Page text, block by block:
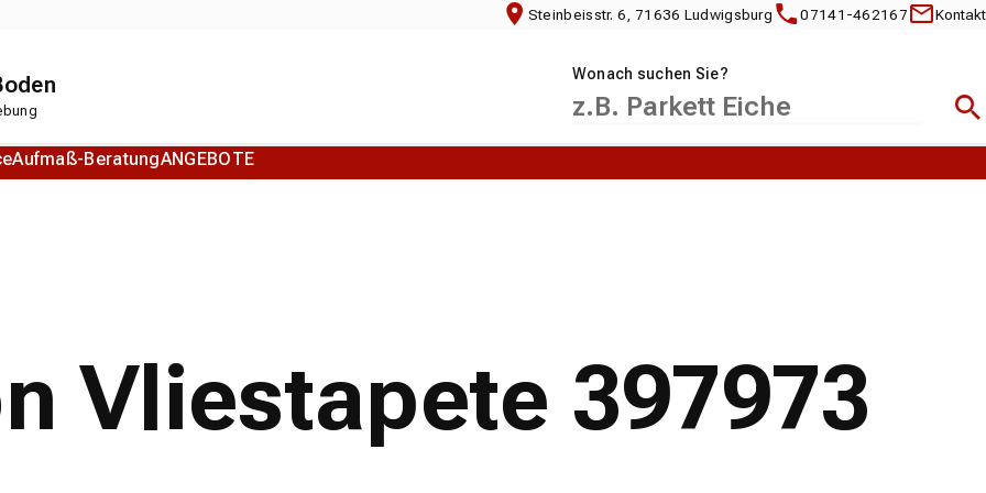
Steinbeisstr. 6, 71636 Ludwigsburg 07141-462167 Kontakt
Wonach suchen Sie?
Aufmaß-BeratungANGEBOTE
Vliestapete 397973